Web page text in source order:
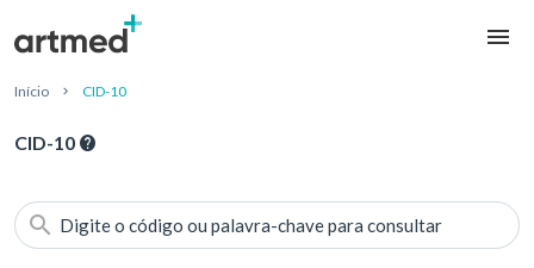
Início CID-10
CID-10
Digite o código ou palavra-chave para consultar